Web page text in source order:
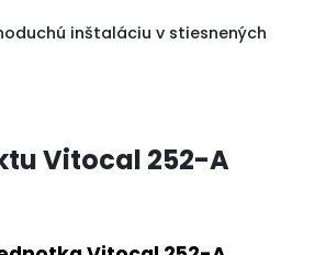
inštaláciu v stiesnených
Vitocal 252-A